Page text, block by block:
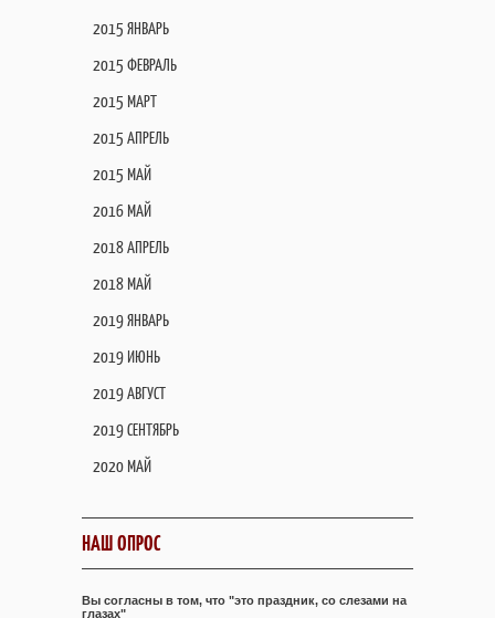
2015 ЯНВАРЬ
2015 ФЕВРАЛЬ
2015 МАРТ
2015 АПРЕЛЬ
2015 МАЙ
2016 МАЙ
2018 АПРЕЛЬ
2018 МАЙ
2019 ЯНВАРЬ
2019 ИЮНЬ
2019 АВГУСТ
2019 СЕНТЯБРЬ
2020 МАЙ
НАШ ОПРОС
Вы согласны в том, что "это праздник, со слезами на
глазах"